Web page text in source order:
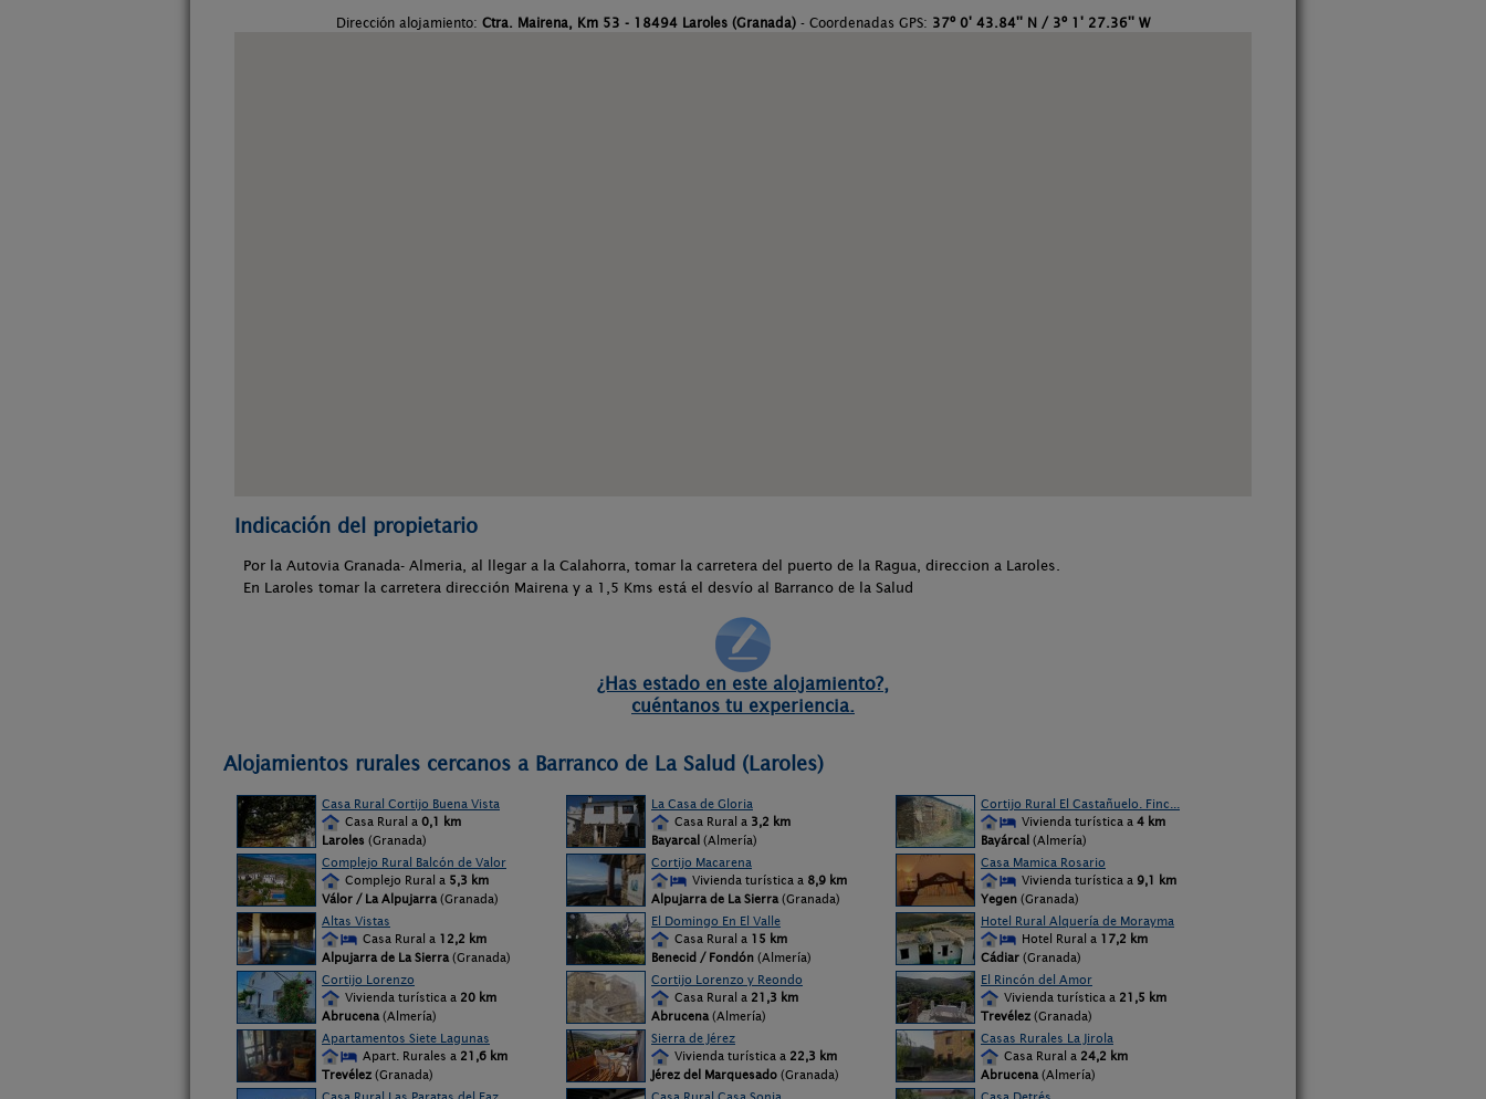
Dirección alojamiento: Ctra. Mairena, Km 53 - 18494 Laroles (Granada) - Coordenadas GPS: 37º 0' 43.84'' N / 3º 1' 27.36'' W
Indicación del propietario
Por la Autovia Granada- Almeria, al llegar a la Calahorra, tomar la carretera del puerto de la Ragua, direccion a Laroles.
En Laroles tomar la carretera dirección Mairena y a 1,5 Kms está el desvío al Barranco de la Salud
¿Has estado en este alojamiento?,
cuéntanos tu experiencia.
Alojamientos rurales cercanos a Barranco de La Salud (Laroles)
Casa Rural Cortijo Buena Vista
Casa Rural a 0,1 km
Laroles (Granada)
La Casa de Gloria
Casa Rural a 3,2 km
Bayarcal (Almería)
Cortijo Rural El Castañuelo. Finc...
Vivienda turística a 4 km
Bayárcal (Almería)
Complejo Rural Balcón de Valor
Complejo Rural a 5,3 km
Válor / La Alpujarra (Granada)
Cortijo Macarena
Vivienda turística a 8,9 km
Alpujarra de La Sierra (Granada)
Casa Mamica Rosario
Vivienda turística a 9,1 km
Yegen (Granada)
Altas Vistas
Casa Rural a 12,2 km
Alpujarra de La Sierra (Granada)
El Domingo En El Valle
Casa Rural a 15 km
Benecid / Fondón (Almería)
Hotel Rural Alquería de Morayma
Hotel Rural a 17,2 km
Cádiar (Granada)
Cortijo Lorenzo
Vivienda turística a 20 km
Abrucena (Almería)
Cortijo Lorenzo y Reondo
Casa Rural a 21,3 km
Abrucena (Almería)
El Rincón del Amor
Vivienda turística a 21,5 km
Trevélez (Granada)
Apartamentos Siete Lagunas
Apart. Rurales a 21,6 km
Trevélez (Granada)
Sierra de Jérez
Vivienda turística a 22,3 km
Jérez del Marquesado (Granada)
Casas Rurales La Jirola
Casa Rural a 24,2 km
Abrucena (Almería)